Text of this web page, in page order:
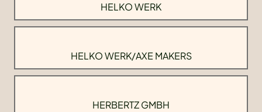
HELKO WERK
HELKO WERK/AXE MAKERS
HERBERTZ GMBH